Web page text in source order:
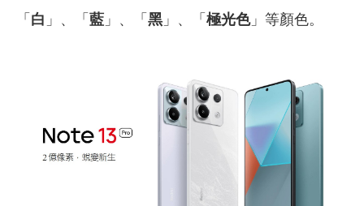
「 白 」、「 藍 」、「 黑 」、「 極光色」等顏色。